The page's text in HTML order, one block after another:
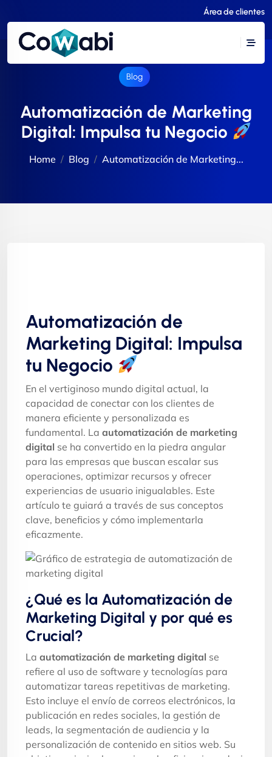
Área de clientes
Blog
Automatización de Marketing
Digital: Impulsa tu Negocio
Home Blog Automatización de Marketing...
Automatización de
Marketing Digital: Impulsa
tu Negocio
En el vertiginoso mundo digital actual, la
capacidad de conectar con los clientes de
manera eficiente y personalizada es
fundamental. La automatización de marketing
digital se ha convertido en la piedra angular
para las empresas que buscan escalar sus
operaciones, optimizar recursos y ofrecer
experiencias de usuario inigualables. Este
artículo te guiará a través de sus conceptos
clave, beneficios y cómo implementarla
eficazmente.
¿Qué es la Automatización de
Marketing Digital y por qué es
Crucial?
La automatización de marketing digital se
refiere al uso de software y tecnologías para
automatizar tareas repetitivas de marketing.
Esto incluye el envío de correos electrónicos, la
publicación en redes sociales, la gestión de
leads, la segmentación de audiencia y la
personalización de contenido en sitios web. Su